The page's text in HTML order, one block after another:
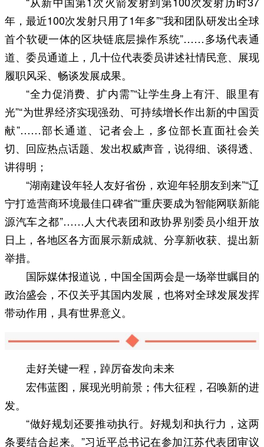
年，最近100次发射只用了1年多”“我和团队研发出全球
首个软硬一体的区块链底层操作系统”……多场代表通
道、委员通道上，几十位代表委员讲述社情民意、展现
履职风采、畅谈发展成果。
“全力促消费、扩内需”“让学生身上有汗、眼里有
光”“为世界经济实现强劲、可持续增长作出新的中国贡
献”……部长通道、记者会上，多位部长直面社会关
切、回应热点话题、发出权威声音，说得细、谈得透、
讲得明；
“湖南建设年轻人友好省份，欢迎年轻朋友到来”“辽
宁打造营商环境最佳口碑省”“重庆要成为智能网联新能
源汽车之都”……人大代表团和政协界别委员小组开放
日上，各地区各方面展示新成就、分享新收获、提出新
举措。
国际媒体报道说，中国全国两会是一场举世瞩目的
政治盛会，不仅关乎其国内发展，也将对全球发展发挥
带动作用，具有世界意义。
走好关键一程，踔厉奋发向未来
宏伟蓝图，展现光明前景；伟大征程，召唤新的进
发。
“做好规划还要推动执行。好规划和执行力，这两
条要结合起来。”习近平总书记在参加江苏代表团审议